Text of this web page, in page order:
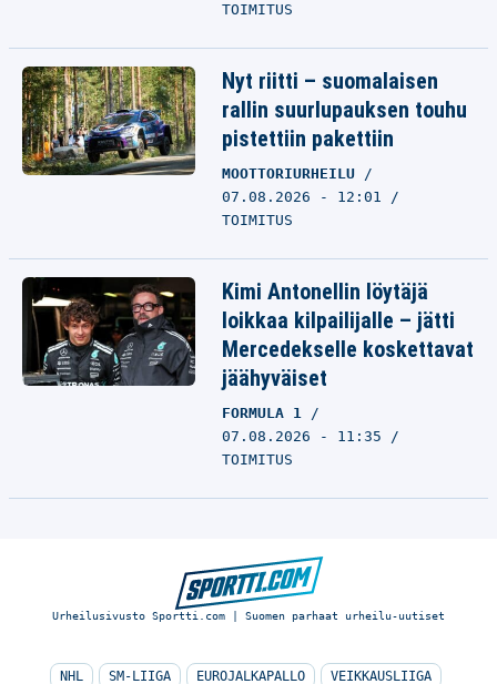
TOIMITUS
Nyt riitti – suomalaisen
rallin suurlupauksen touhu
pistettiin pakettiin
MOOTTORIURHEILU
07.08.2026 - 12:01
TOIMITUS
Kimi Antonellin löytäjä
loikkaa kilpailijalle – jätti
Mercedekselle koskettavat
jäähyväiset
FORMULA 1
07.08.2026 - 11:35
TOIMITUS
Urheilusivusto Sportti.com | Suomen parhaat urheilu-uutiset
NHL SM-LIIGA EUROJALKAPALLO VEIKKAUSLIIGA